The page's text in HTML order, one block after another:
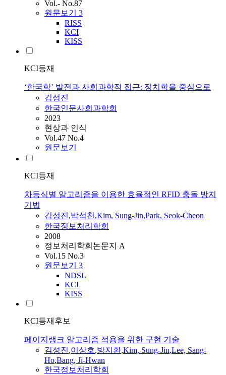
Vol.- No.87
원문보기 3
RISS
KCI
KISS
KCI등재
‘한국학’ 발전과 사회과학적 접근: 정치학을 중심으로
김성진
한국인문사회과학회
2023
현상과 인식
Vol.47 No.4
원문보기
KCI등재
차등식별 알고리즘을 이용한 효율적인 RFID 충돌 방지
기법
김성진,박석천,Kim, Sung-Jin,Park, Seok-Cheon
한국정보처리학회
2008
정보처리학회논문지 A
Vol.15 No.3
원문보기 3
NDSL
KCI
KISS
KCI등재후보
페이지랭크 알고리즘 적용을 위한 구현 기술
김성진,이상호,방지환,Kim, Sung-Jin,Lee, Sang-
Ho,Bang, Ji-Hwan
한국정보처리학회